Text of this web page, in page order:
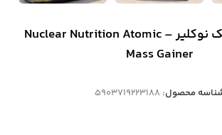
مس گینر اتمیک نوکلیر – Nuclear Nutrition Atomic
Mass Gainer
محصول:5903719223188